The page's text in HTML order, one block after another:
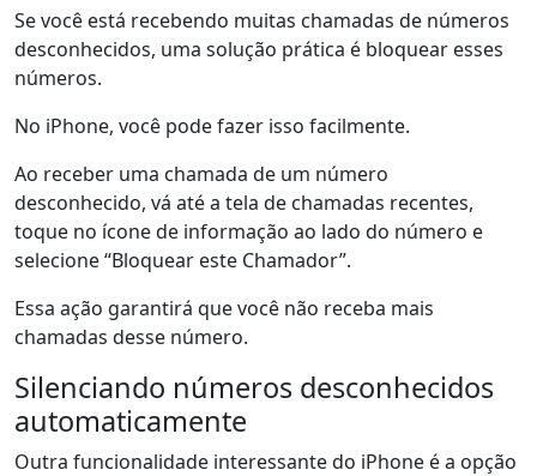
Se você está recebendo muitas chamadas de números
desconhecidos, uma solução prática é bloquear esses
números.
No iPhone, você pode fazer isso facilmente.
Ao receber uma chamada de um número
desconhecido, vá até a tela de chamadas recentes,
toque no ícone de informação ao lado do número e
selecione “Bloquear este Chamador”.
Essa ação garantirá que você não receba mais
chamadas desse número.
Silenciando números desconhecidos
automaticamente
Outra funcionalidade interessante do iPhone é a opção